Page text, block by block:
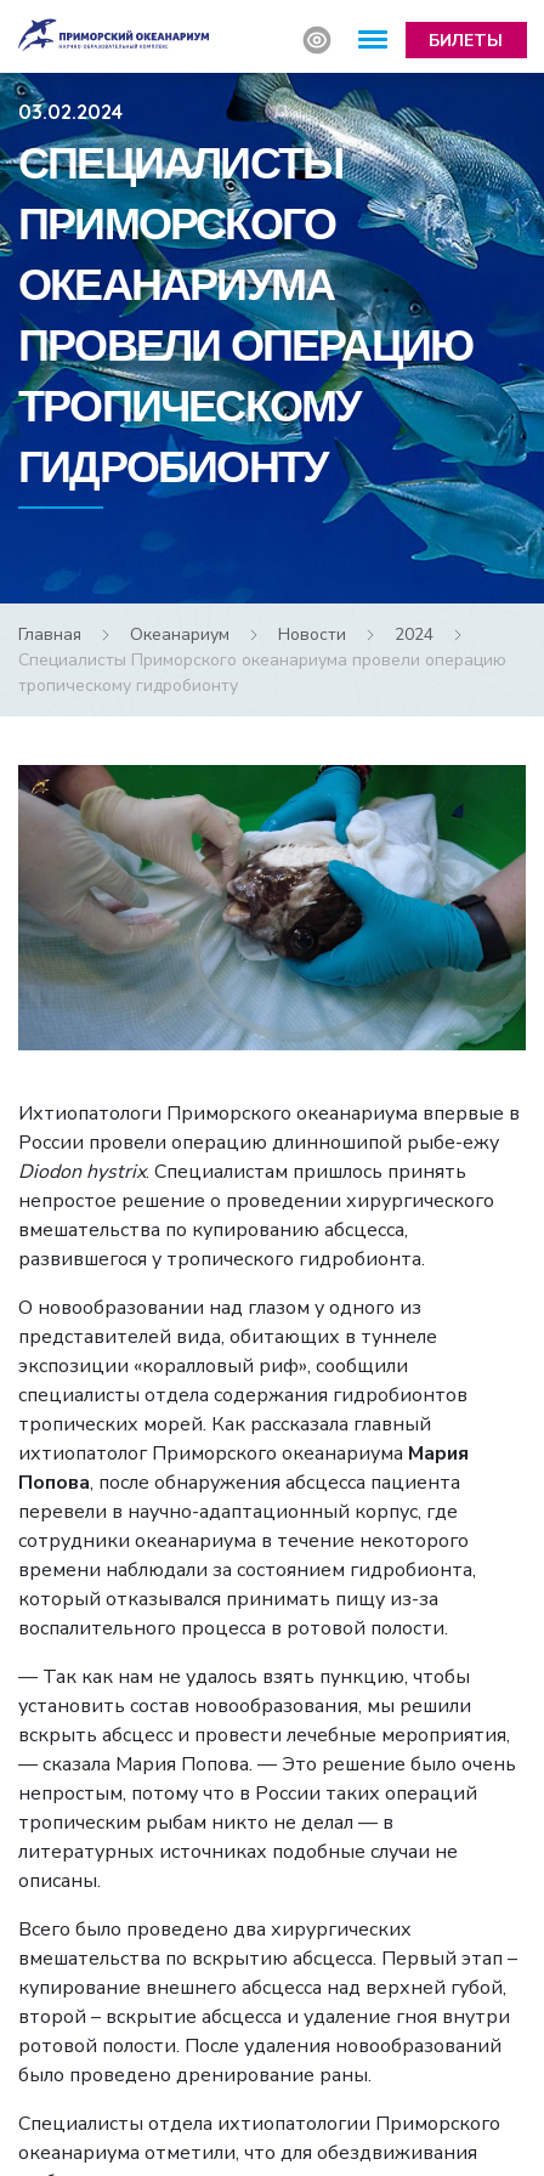
БИЛЕТЫ
03.02.2024
СПЕЦИАЛИСТЫ
ПРИМОРСКОГО
ОКЕАНАРИУМА
ПРОВЕЛИ ОПЕРАЦИЮ
ТРОПИЧЕСКОМУ
ГИДРОБИОНТУ
Главная Океанариум Новости
2024
Специалисты Приморского океанариума провели операцию
тропическому гидробионту
Ихтиопатологи Приморского океанариума впервые в
России провели операцию длинношипой рыбе-ежу
Diodon hystrix. Специалистам пришлось принять
непростое решение о проведении хирургического
вмешательства по купированию абсцесса,
развившегося у тропического гидробионта.
О новообразовании над глазом у одного из
представителей вида, обитающих в туннеле
экспозиции «коралловый риф», сообщили
специалисты отдела содержания гидробионтов
тропических морей. Как рассказала главный
ихтиопатолог Приморского океанариума Мария
Попова, после обнаружения абсцесса пациента
перевели в научно-адаптационный корпус, где
сотрудники океанариума в течение некоторого
времени наблюдали за состоянием гидробионта,
который отказывался принимать пищу из-за
воспалительного процесса в ротовой полости.
— Так как нам не удалось взять пункцию, чтобы
установить состав новообразования, мы решили
вскрыть абсцесс и провести лечебные мероприятия,
— сказала Мария Попова. — Это решение было очень
непростым, потому что в России таких операций
тропическим рыбам никто не делал — в
литературных источниках подобные случаи не
описаны.
Всего было проведено два хирургических
вмешательства по вскрытию абсцесса. Первый этап –
купирование внешнего абсцесса над верхней губой,
второй – вскрытие абсцесса и удаление гноя внутри
ротовой полости. После удаления новообразований
было проведено дренирование раны.
Специалисты отдела ихтиопатологии Приморского
океанариума отметили, что для обездвиживания